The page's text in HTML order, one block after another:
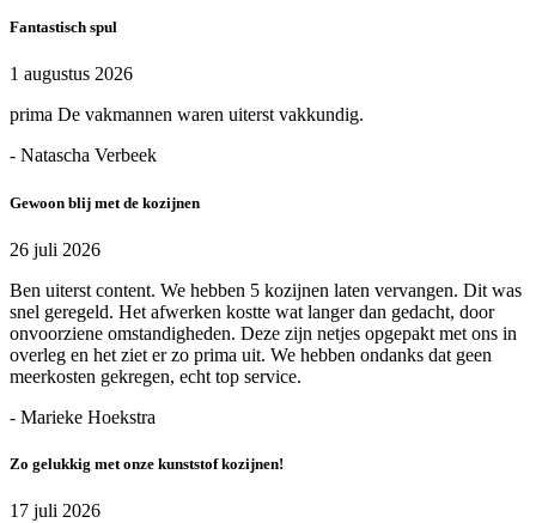
Fantastisch spul
1 augustus 2026
prima De vakmannen waren uiterst vakkundig.
- Natascha Verbeek
Gewoon blij met de kozijnen
26 juli 2026
Ben uiterst content. We hebben 5 kozijnen laten vervangen. Dit was
snel geregeld. Het afwerken kostte wat langer dan gedacht, door
onvoorziene omstandigheden. Deze zijn netjes opgepakt met ons in
overleg en het ziet er zo prima uit. We hebben ondanks dat geen
meerkosten gekregen, echt top service.
- Marieke Hoekstra
Zo gelukkig met onze kunststof kozijnen!
17 juli 2026